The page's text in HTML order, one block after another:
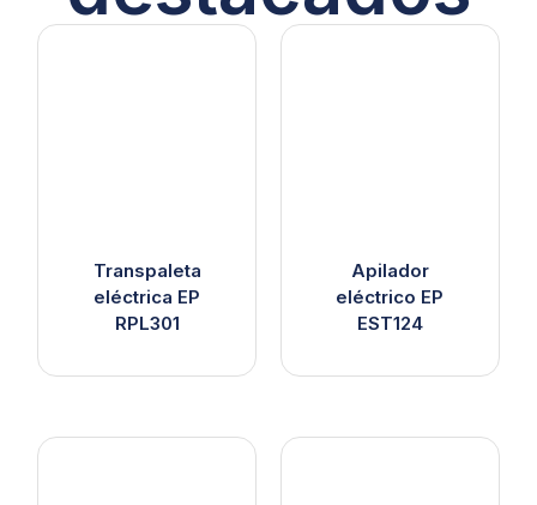
Transpaleta
eléctrica EP
RPL301
Apilador
eléctrico EP
EST124